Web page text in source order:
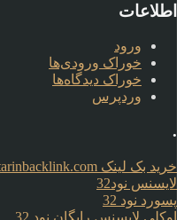
اطلاعات
ورود
خوراک ورودی‌ها
خوراک دیدگاه‌ها
وردپرس
.
خرید بک لینک behtarinbacklink.com
لایسنس نود32
پسورد نود 32
اوکلی لایسنس رایگان نود 32